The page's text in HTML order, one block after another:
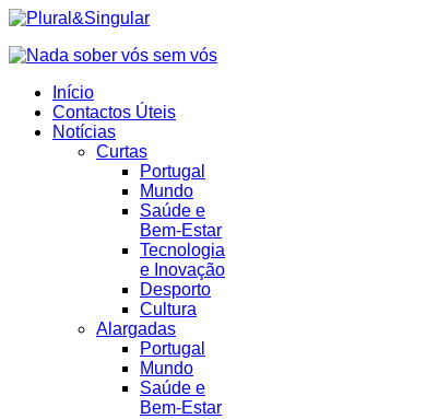
Início
Contactos Úteis
Notícias
Curtas
Portugal
Mundo
Saúde e
Bem-Estar
Tecnologia
e Inovação
Desporto
Cultura
Alargadas
Portugal
Mundo
Saúde e
Bem-Estar